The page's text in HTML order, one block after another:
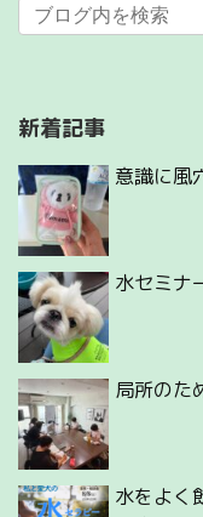
新着記事
意識に風
水セミナ
局所のた
水をよく